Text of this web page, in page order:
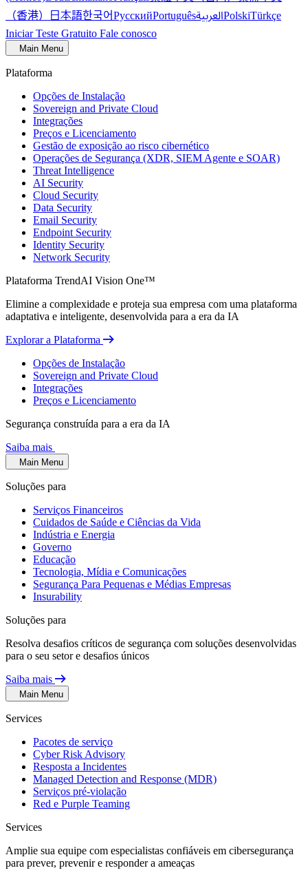
（香港） 日本語한국어РусскийPortuguêsالعربيةPolskiTürkçe
Iniciar Teste Gratuito Fale conosco
Main Menu
Plataforma
Opções de Instalação
Sovereign and Private Cloud
Integrações
Preços e Licenciamento
Gestão de exposição ao risco cibernético
Operações de Segurança (XDR, SIEM Agente e SOAR)
Threat Intelligence
AI Security
Cloud Security
Data Security
Email Security
Endpoint Security
Identity Security
Network Security
Plataforma TrendAI Vision One™
Elimine a complexidade e proteja sua empresa com uma plataforma
adaptativa e inteligente, desenvolvida para a era da IA
Explorar a Plataforma
Opções de Instalação
Sovereign and Private Cloud
Integrações
Preços e Licenciamento
Segurança construída para a era da IA
Saiba mais
Main Menu
Soluções para
Serviços Financeiros
Cuidados de Saúde e Ciências da Vida
Indústria e Energia
Governo
Educação
Tecnologia, Mídia e Comunicações
Segurança Para Pequenas e Médias Empresas
Insurability
Soluções para
Resolva desafios críticos de segurança com soluções desenvolvidas
para o seu setor e desafios únicos
Saiba mais
Main Menu
Services
Pacotes de serviço
Cyber Risk Advisory
Resposta a Incidentes
Managed Detection and Response (MDR)
Serviços pré-violação
Red e Purple Teaming
Services
Amplie sua equipe com especialistas confiáveis em cibersegurança
para prever, prevenir e responder a ameaças